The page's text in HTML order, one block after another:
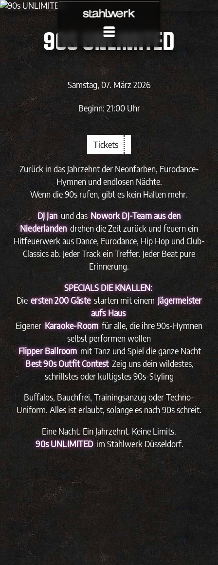
EVENTS
LOCATION
ANFAHRT
FAQ
JOBS
90s UNLIMITED
Samstag, 07. März 2026
Beginn: 21:00 Uhr
Tickets
Zurück in das Jahrzehnt der Neonfarben, Eurodance-
Hymnen und endlosen Nächte.
Wenn die 90s rufen, gibt es kein Halten mehr.
DJ Janund dasNowork DJ-Team aus den
Niederlanden drehen die Zeit zurück und feuern ein
Hitfeuerwerk aus Dance, Eurodance, Hip Hop und Club-
Classics ab. Jeder Track ein Treffer. Jeder Beat pure
Erinnerung.
SPECIALS DIE KNALLEN:
Dieersten 200 Gästestarten mit einemJägermeister
aufs Haus
Eigener Karaoke-Roomfür alle, die ihre 90s-Hymnen
selbst performen wollen
Flipper Ballroom mit Tanz und Spiel die ganze Nacht
Best 90s Outfit Contest Zeig uns dein wildestes,
schrillstes oder kultigstes 90s-Styling
Buffalos, Bauchfrei, Trainingsanzug oder Techno-
Uniform. Alles ist erlaubt, solange es nach 90s schreit.
Eine Nacht. Ein Jahrzehnt. Keine Limits.
90s UNLIMITED im Stahlwerk Düsseldorf.